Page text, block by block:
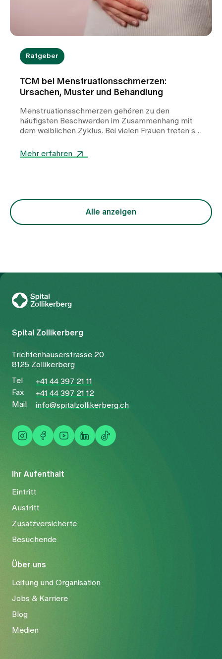
Ratgeber
TCM bei Menstruationsschmerzen:
Ursachen, Muster und Behandlung
Menstruationsschmerzen gehören zu den
häufigsten Beschwerden im Zusammenhang mit
dem weiblichen Zyklus. Bei vielen Frauen treten sie
deutlich beeinträchtigen. In unserer TCM-Praxis
im Körper. Im Zentrum steht dabei die Frage,
warum der freie Fluss von Qi (Lebensenergie) und
Mehr erfahren
Alle anzeigen
Ihr Aufenthalt
Eintritt
Austritt
Zusatzversicherte
Besuchende
Über uns
Leitung und Organisation
Jobs & Karriere
Blog
Medien
Spital Zollikerberg
Trichtenhauserstrasse 20
8125 Zollikerberg
Tel
+41 44 397 21 11
Fax
+41 44 397 21 12
Mail
info@spitalzollikerberg.ch